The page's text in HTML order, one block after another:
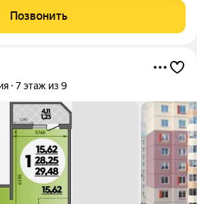
на втором этаже с
участком 7 соток в
Позвонить
7 этаж из 9